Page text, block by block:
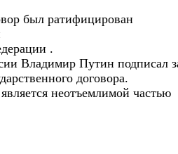
был ратифицирован
.
Владимир Путин подписал
договора.
неотъемлимой частью